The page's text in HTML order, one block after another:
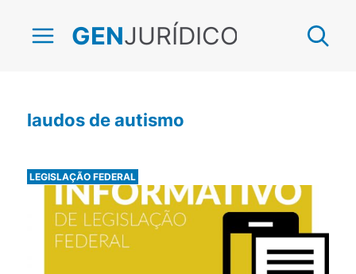
GENJURÍDICO
laudos de autismo
LEGISLAÇÃO FEDERAL